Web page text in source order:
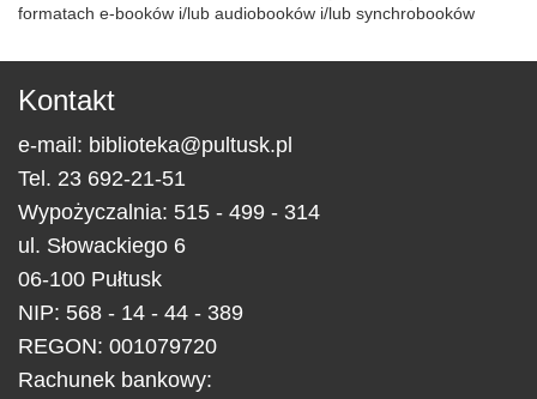
formatach e-booków i/lub audiobooków i/lub synchrobooków
Kontakt
e-mail: biblioteka@pultusk.pl
Tel. 23 692-21-51
Wypożyczalnia: 515 - 499 - 314
ul. Słowackiego 6
06-100 Pułtusk
NIP: 568 - 14 - 44 - 389
REGON: 001079720
Rachunek bankowy: